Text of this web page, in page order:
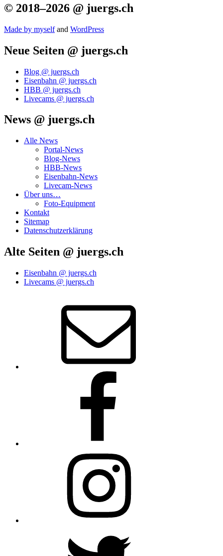
© 2018–2026 @ juergs.ch
Made by mys­elfand Word­Press
Neue Seiten @ juergs.ch
Blog @ juergs.ch
Eisenbahn @ juergs.ch
HBB @ juergs.ch
Livecams @ juergs.ch
News @ juergs.ch
Alle News
Portal-News
Blog-News
HBB-News
Eisenbahn-News
Livecam-News
Über uns…
Foto-Equipment
Kontakt
Sitemap
Datenschutzerklärung
Alte Seiten @ juergs.ch
Eisenbahn @ juergs.ch
Livecams @ juergs.ch